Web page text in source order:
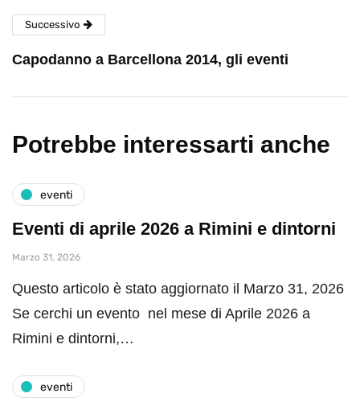
Successivo
Capodanno a Barcellona 2014, gli eventi
Potrebbe interessarti anche
eventi
Eventi di aprile 2026 a Rimini e dintorni
Marzo 31, 2026
Questo articolo è stato aggiornato il Marzo 31, 2026
Se cerchi un evento nel mese di Aprile 2026 a
Rimini e dintorni,…
eventi